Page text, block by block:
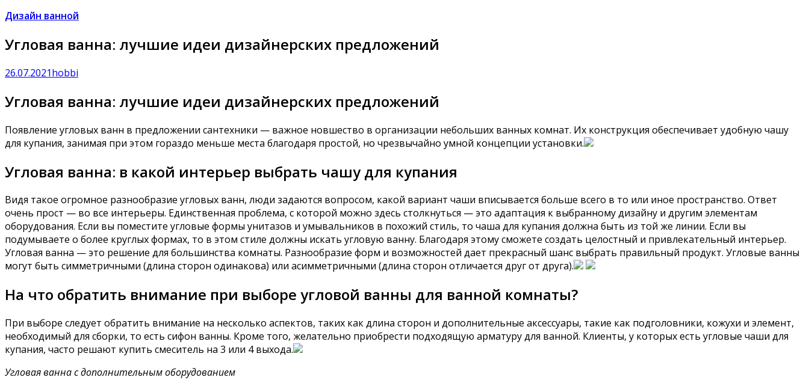
Дизайн ванной
Угловая ванна: лучшие идеи дизайнерских предложений
26.07.2021hobbi
Угловая ванна: лучшие идеи дизайнерских предложений
Появление угловых ванн в предложении сантехники — важное новшество в организации небольших ванных комнат. Их конструкция обеспечивает удобную чашу
для купания, занимая при этом гораздо меньше места благодаря простой, но чрезвычайно умной концепции установки.
Угловая ванна: в какой интерьер выбрать чашу для купания
Видя такое огромное разнообразие угловых ванн, люди задаются вопросом, какой вариант чаши вписывается больше всего в то или иное пространство. Ответ
очень прост — во все интерьеры. Единственная проблема, с которой можно здесь столкнуться — это адаптация к выбранному дизайну и другим элементам
оборудования. Если вы поместите угловые формы унитазов и умывальников в похожий стиль, то чаша для купания должна быть из той же линии. Если вы
подумываете о более круглых формах, то в этом стиле должны искать угловую ванну. Благодаря этому сможете создать целостный и привлекательный интерьер.
Угловая ванна — это решение для большинства комнаты. Разнообразие форм и возможностей дает прекрасный шанс выбрать правильный продукт. Угловые ванны
могут быть симметричными (длина сторон одинакова) или асимметричными (длина сторон отличается друг от друга).
На что обратить внимание при выборе угловой ванны для ванной комнаты?
При выборе следует обратить внимание на несколько аспектов, таких как длина сторон и дополнительные аксессуары, такие как подголовники, кожухи и элемент,
необходимый для сборки, то есть сифон ванны. Кроме того, желательно приобрести подходящую арматуру для ванной. Клиенты, у которых есть угловые чаши для
купания, часто решают купить смеситель на 3 или 4 выхода.
Угловая ванна с дополнительным оборудованием